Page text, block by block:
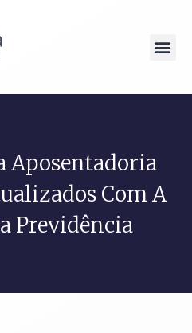
Aposentadoria
Com A
Previdência